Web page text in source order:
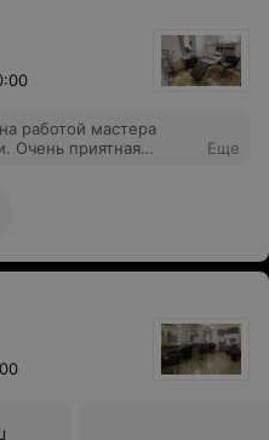
работой мастера
Очень приятная
знакомым
Еще